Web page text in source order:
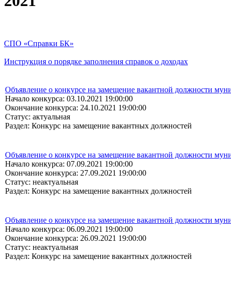
СПО «Справки БК»
Инструкция о порядке заполнения справок о доходах
Объявление о конкурсе на замещение вакантной должности
Начало конкурса: 03.10.2021 19:00:00
Окончание конкурса: 24.10.2021 19:00:00
Статус: актуальная
Раздел: Конкурс на замещение вакантных должностей
Объявление о конкурсе на замещение вакантной должности
Начало конкурса: 07.09.2021 19:00:00
Окончание конкурса: 27.09.2021 19:00:00
Статус: неактуальная
Раздел: Конкурс на замещение вакантных должностей
Объявление о конкурсе на замещение вакантной должности
Начало конкурса: 06.09.2021 19:00:00
Окончание конкурса: 26.09.2021 19:00:00
Статус: неактуальная
Раздел: Конкурс на замещение вакантных должностей